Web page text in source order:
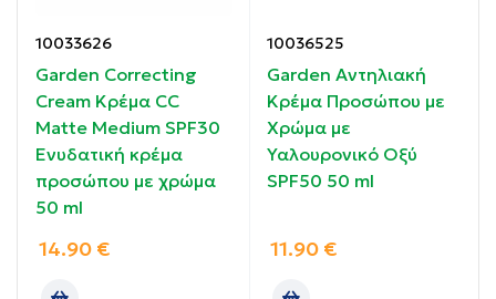
Έχει βιοδιασπώμενη σύνθεση
Ευχάριστη υφή για εύκολη εφαρμογή
Δεν αφήνει λευκά ίχνη
Είναι ανθεκτική σε νερό και ιδρώτα
Οδηγίες χρήσης:
10033626
Garden Correcting
Cream Κρέμα CC
Matte Medium SPF30
Ενυδατική κρέμα
προσώπου με χρώμα
50 ml
14.90 €
10036525
Garden Αντηλιακή
Κρέμα Προσώπου με
Χρώμα με
Υαλουρονικό Οξύ
SPF50 50 ml
11.90 €